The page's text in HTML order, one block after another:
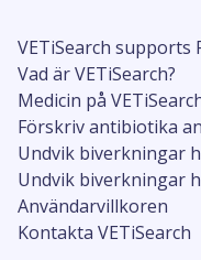
VETiSearch supports
Vad är VETiSearch?
Medicin på
Förskriv antibiotika
Undvik biverkningar
Undvik biverkningar
Användarvillkoren
Kontakta VETiSearch